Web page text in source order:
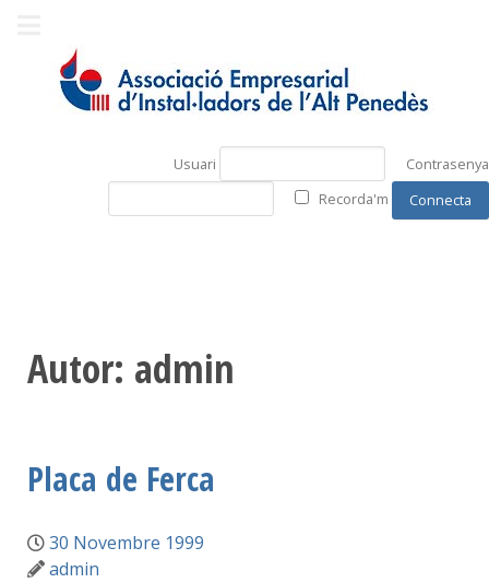
Usuari
Contrasenya
Recorda'm
Autor: admin
Placa de Ferca
30 Novembre 1999
admin